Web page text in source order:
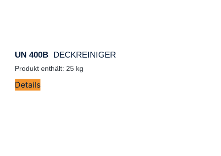
UN 400B DECKREINIGER
Produkt enthält: 25 kg
Details